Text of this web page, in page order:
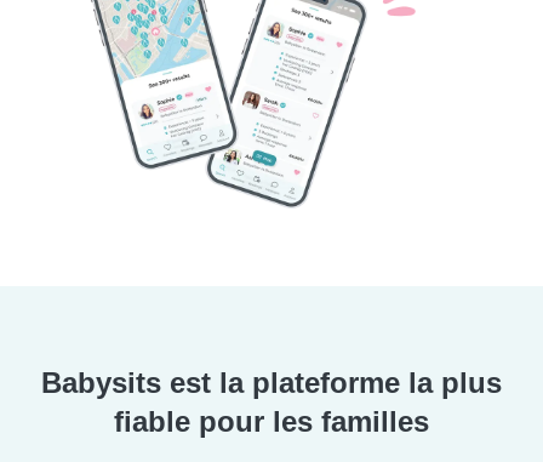
Babysits est la plateforme la plus
fiable pour les familles